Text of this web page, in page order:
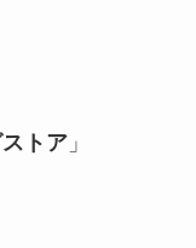
ストア」